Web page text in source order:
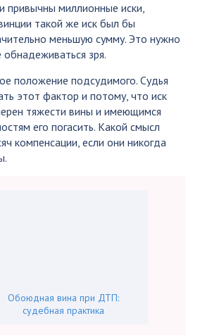
привычны миллионные иски,
такой же иск был бы
меньшую сумму. Это нужно
обнадеживаться зря.
положение подсудимого. Судья
этот фактор и потому, что иск
тяжести вины и имеющимся
его погасить. Какой смысл
компенсации, если они никогда
Обоюдная вина при ДТП:
судебная практика